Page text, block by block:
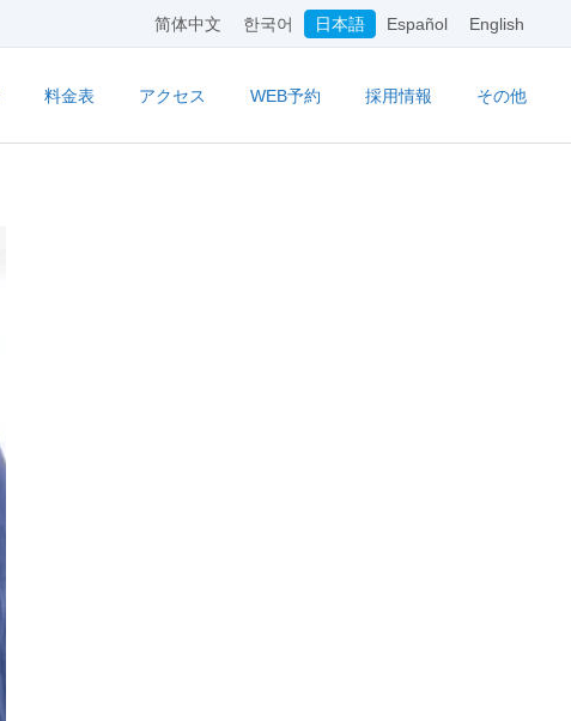
简体中文 한국어 日本語 Español English
料金表 アクセス WEB予約 採用情報 その他